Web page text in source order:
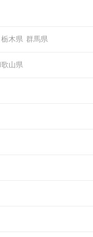
ままさに楽しいことを探し
栃木県 群馬県
山県